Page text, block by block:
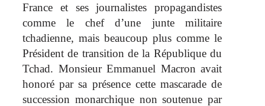
France et ses journalistes propagandistes
comme le chef d’une junte militaire
tchadienne, mais beaucoup plus comme le
Président de transition de la République du
Tchad. Monsieur Emmanuel Macron avait
honoré par sa présence cette mascarade de
succession monarchique non soutenue par